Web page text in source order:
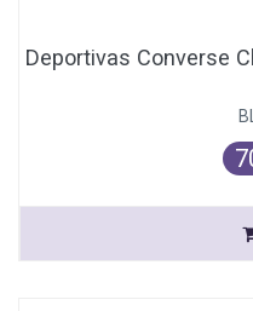
Deportivas Converse